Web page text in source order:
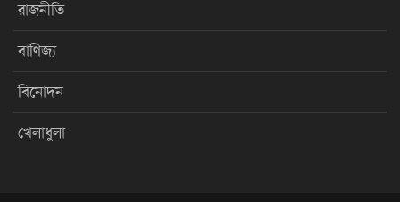
রাজনীতি
বাণিজ্য
বিনোদন
খেলাধুলা